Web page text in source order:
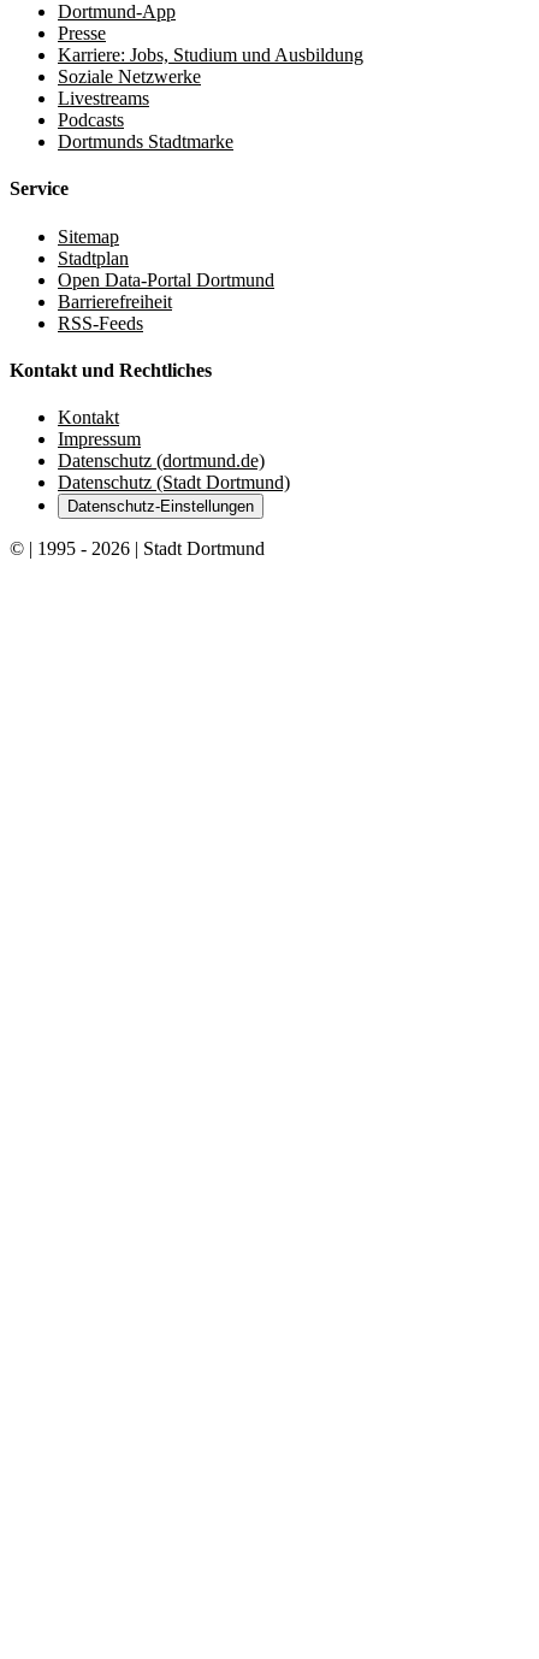
Dortmund-App
Presse
Karriere: Jobs, Studium und Ausbildung
Soziale Netzwerke
Livestreams
Podcasts
Dortmunds Stadtmarke
Service
Sitemap
Stadtplan
Open Data-Portal Dortmund
Barrierefreiheit
RSS-Feeds
Kontakt und Rechtliches
Kontakt
Impressum
Datenschutz (dortmund.de)
Datenschutz (Stadt Dortmund)
Datenschutz-Einstellungen
© | 1995 - 2026 | Stadt Dortmund